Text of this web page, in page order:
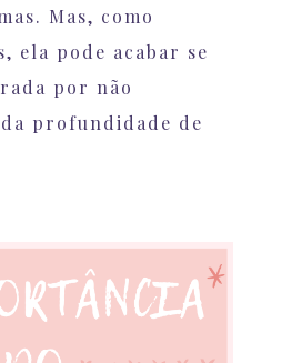
Mas, como
ela pode acabar se
por não
profundidade de